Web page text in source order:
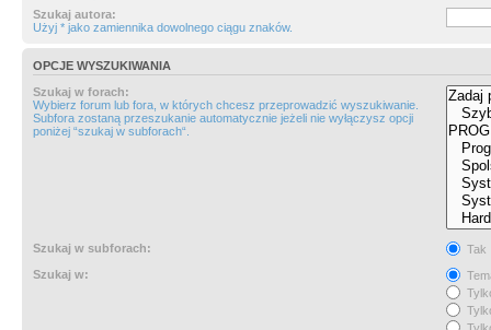
Szukaj autora:
Użyj * jako zamiennika dowolnego ciągu znaków.
OPCJE WYSZUKIWANIA
Szukaj w forach:
Wybierz forum lub fora, w których chcesz przeprowadzić wyszukiwanie.
Subfora zostaną przeszukanie automatycznie jeżeli nie wyłączysz opcji
poniżej “szukaj w subforach“.
Szukaj w subforach:
Tak
Szukaj w: